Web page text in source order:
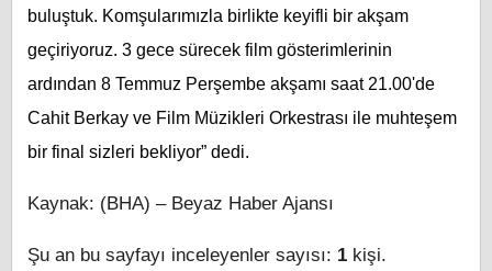
buluştuk. Komşularımızla birlikte keyifli bir akşam
geçiriyoruz. 3 gece sürecek film gösterimlerinin
ardından 8 Temmuz Perşembe akşamı saat 21.00'de
Cahit Berkay ve Film Müzikleri Orkestrası ile muhteşem
bir final sizleri bekliyor” dedi.
Kaynak: (BHA) – Beyaz Haber Ajansı
Şu an bu sayfayı inceleyenler sayısı: 1 kişi.